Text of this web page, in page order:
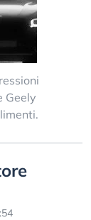
Geely